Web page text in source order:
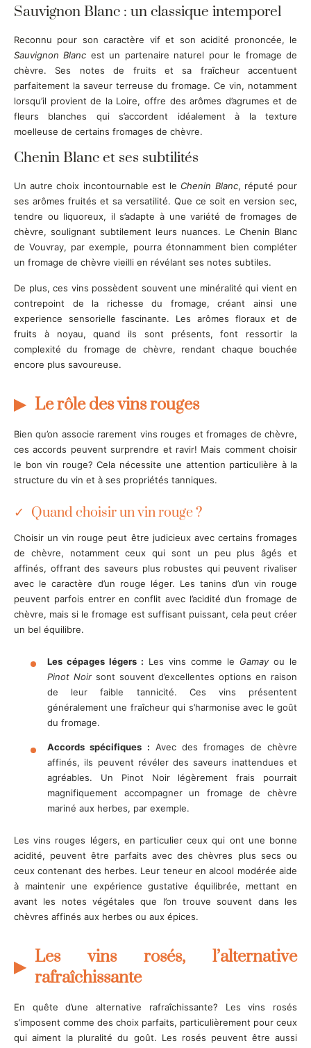
Sauvignon Blanc : un classique intemporel
Reconnu pour son caractère vif et son acidité prononcée, le
Sauvignon Blanc est un partenaire naturel pour le fromage de
chèvre. Ses notes de fruits et sa fraîcheur accentuent
parfaitement la saveur terreuse du fromage. Ce vin, notamment
lorsqu’il provient de la Loire, offre des arômes d’agrumes et de
fleurs blanches qui s’accordent idéalement à la texture
moelleuse de certains fromages de chèvre.
Chenin Blanc et ses subtilités
Un autre choix incontournable est le Chenin Blanc, réputé pour
ses arômes fruités et sa versatilité. Que ce soit en version sec,
tendre ou liquoreux, il s’adapte à une variété de fromages de
chèvre, soulignant subtilement leurs nuances. Le Chenin Blanc
de Vouvray, par exemple, pourra étonnamment bien compléter
un fromage de chèvre vieilli en révélant ses notes subtiles.
De plus, ces vins possèdent souvent une minéralité qui vient en
contrepoint de la richesse du fromage, créant ainsi une
experience sensorielle fascinante. Les arômes floraux et de
fruits à noyau, quand ils sont présents, font ressortir la
complexité du fromage de chèvre, rendant chaque bouchée
encore plus savoureuse.
Le rôle des vins rouges
Bien qu’on associe rarement vins rouges et fromages de chèvre,
ces accords peuvent surprendre et ravir! Mais comment choisir
le bon vin rouge? Cela nécessite une attention particulière à la
structure du vin et à ses propriétés tanniques.
Quand choisir un vin rouge ?
Choisir un vin rouge peut être judicieux avec certains fromages
de chèvre, notamment ceux qui sont un peu plus âgés et
affinés, offrant des saveurs plus robustes qui peuvent rivaliser
avec le caractère d’un rouge léger. Les tanins d’un vin rouge
peuvent parfois entrer en conflit avec l’acidité d’un fromage de
chèvre, mais si le fromage est suffisant puissant, cela peut créer
un bel équilibre.
Les cépages légers : Les vins comme le Gamay ou le
Pinot Noirsont souvent d’excellentes options en raison
de leur faible tannicité. Ces vins présentent
généralement une fraîcheur qui s’harmonise avec le goût
du fromage.
Accords spécifiques : Avec des fromages de chèvre
affinés, ils peuvent révéler des saveurs inattendues et
agréables. Un Pinot Noir légèrement frais pourrait
magnifiquement accompagner un fromage de chèvre
mariné aux herbes, par exemple.
Les vins rouges légers, en particulier ceux qui ont une bonne
acidité, peuvent être parfaits avec des chèvres plus secs ou
ceux contenant des herbes. Leur teneur en alcool modérée aide
à maintenir une expérience gustative équilibrée, mettant en
avant les notes végétales que l’on trouve souvent dans les
chèvres affinés aux herbes ou aux épices.
Les vins rosés, l’alternative
rafraîchissante
En quête d’une alternative rafraîchissante? Les vins rosés
s’imposent comme des choix parfaits, particulièrement pour ceux
qui aiment la pluralité du goût. Les rosés peuvent être aussi